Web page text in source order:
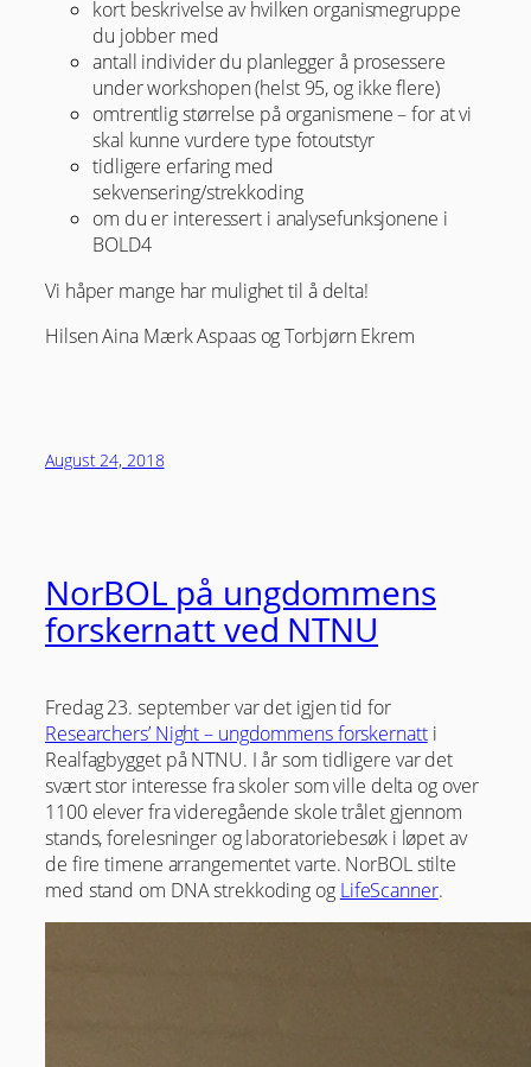
kort beskrivelse av hvilken organismegruppe
du jobber med
antall individer du planlegger å prosessere
under workshopen (helst 95, og ikke flere)
omtrentlig størrelse på organismene – for at vi
skal kunne vurdere type fotoutstyr
tidligere erfaring med
sekvensering/strekkoding
om du er interessert i analysefunksjonene i
BOLD4
Vi håper mange har mulighet til å delta!
Hilsen Aina Mærk Aspaas og Torbjørn Ekrem
August 24, 2018
NorBOL på ungdommens
forskernatt ved NTNU
Fredag 23. september var det igjen tid for
Researchers’ Night – ungdommens forskernatti
Realfagbygget på NTNU. I år som tidligere var det
svært stor interesse fra skoler som ville delta og over
1100 elever fra videregående skole trålet gjennom
stands, forelesninger og laboratoriebesøk i løpet av
de fire timene arrangementet varte. NorBOL stilte
med stand om DNA strekkoding og LifeScanner.